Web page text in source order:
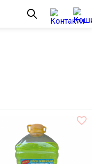
favorite_border